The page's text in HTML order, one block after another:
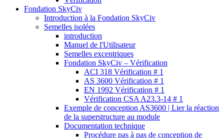
Fondation SkyCiv
Introduction à la Fondation SkyCiv
Semelles isolées
introduction
Manuel de l'Utilisateur
Semelles excentriques
Fondation SkyCiv – Vérification
ACI 318 Vérification # 1
AS 3600 Vérification # 1
EN 1992 Vérification # 1
Vérification CSA A23.3-14 # 1
Exemple de conception AS3600 | Lier la réaction
de la superstructure au module
Documentation technique
Procédure pas à pas de conception de